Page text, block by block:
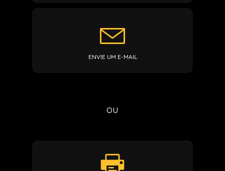
ENVIE UM E-MAIL
ou